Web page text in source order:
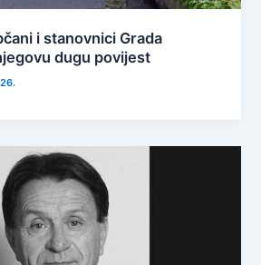
i stanovnici Grada
dugu povijest